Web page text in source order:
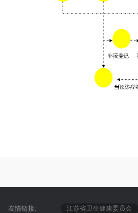
友情链接: 江苏省卫生健康委员会